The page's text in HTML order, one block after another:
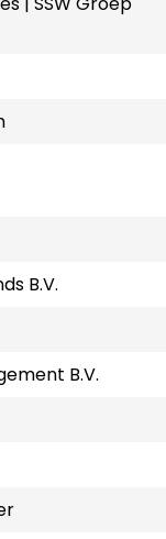
B.V.
B.V.